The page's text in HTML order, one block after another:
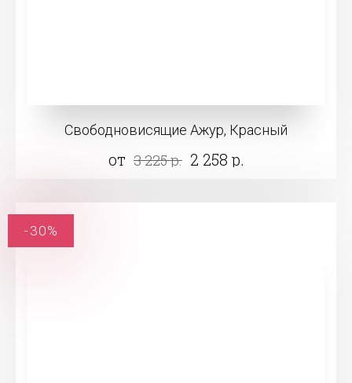
Свободновисящие Ажур, Красный
от 3 225 р. 2 258 р.
-30%